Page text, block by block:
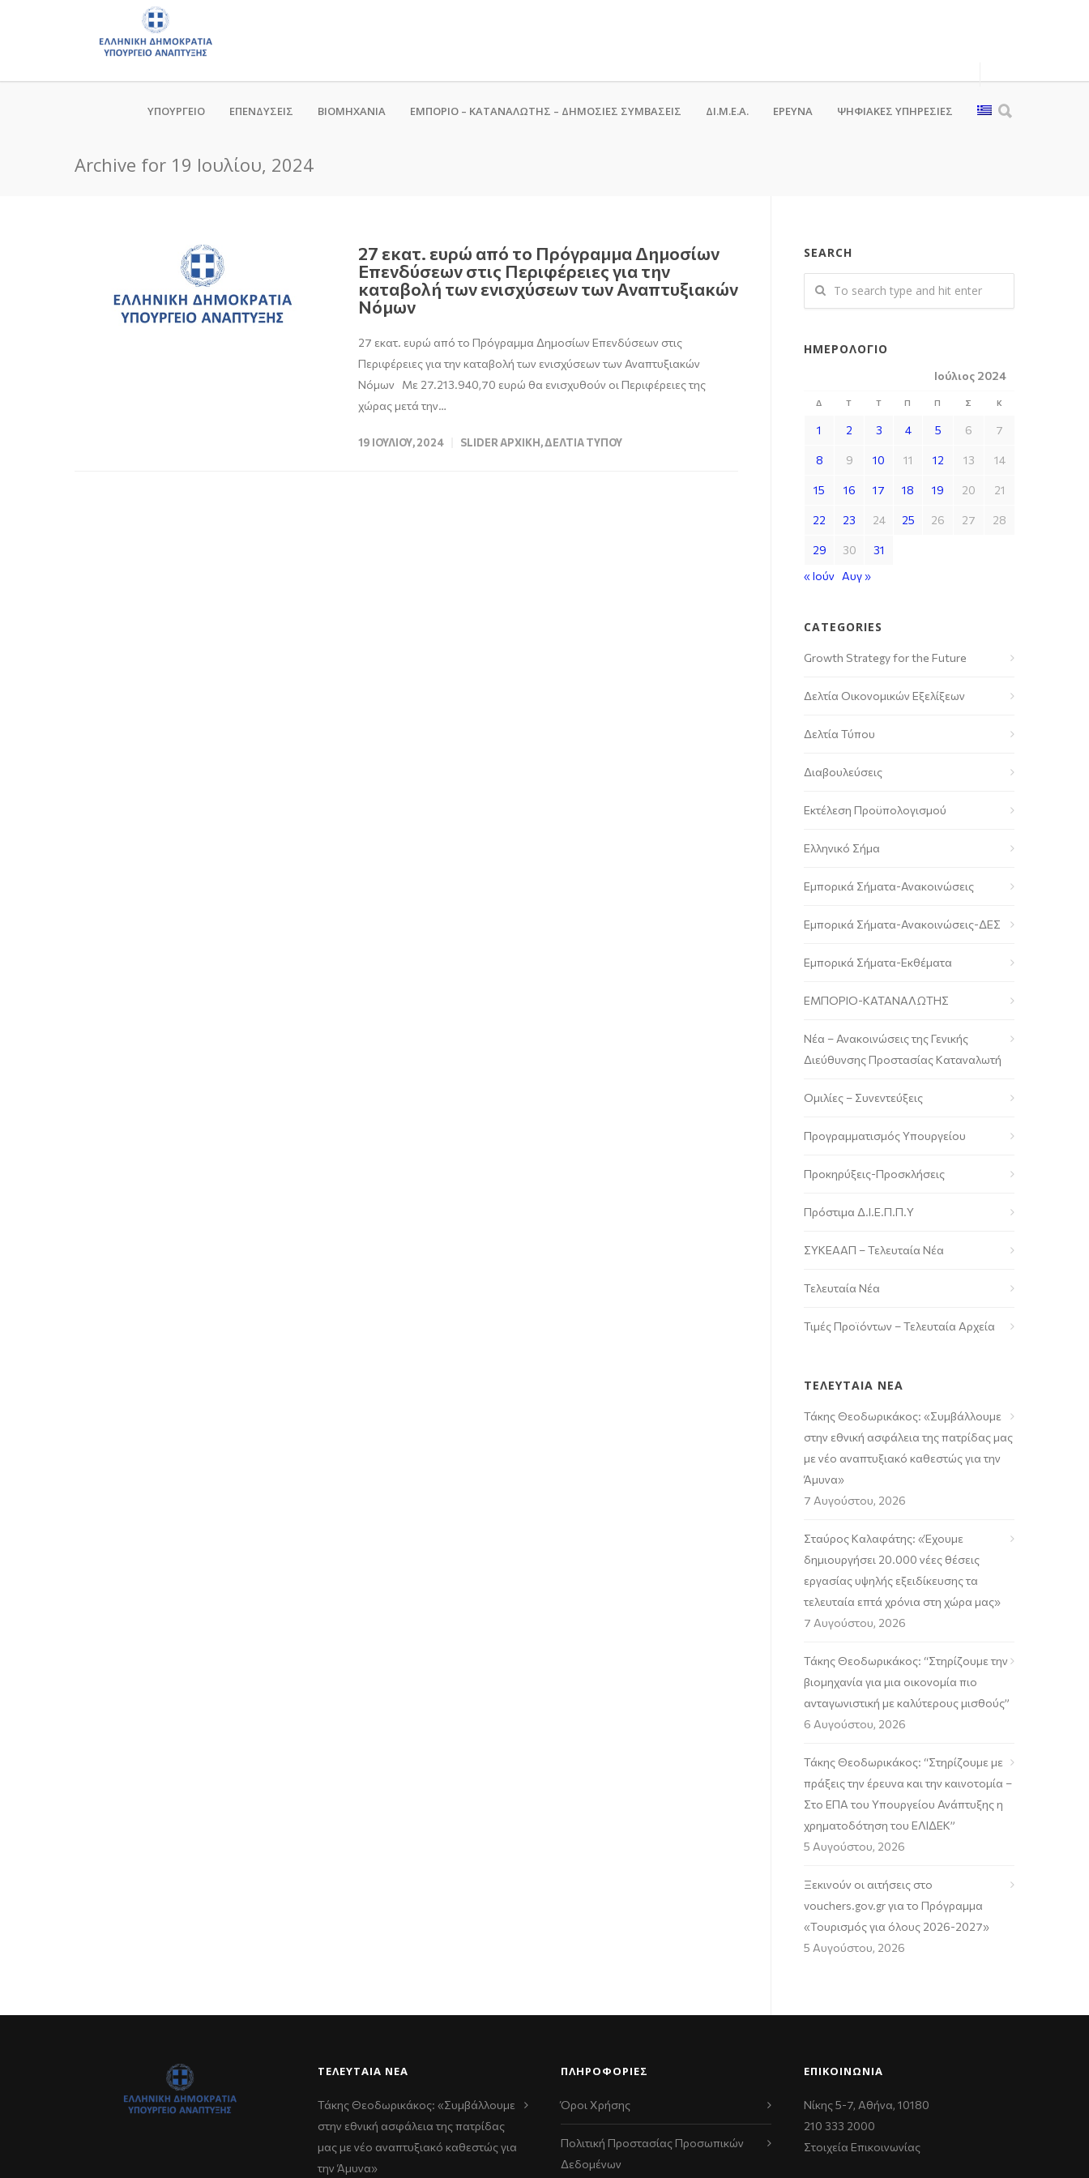
ΥΠΟΥΡΓΕΙΟ ΕΠΕΝΔΥΣΕΙΣ ΒΙΟΜΗΧΑΝΙΑ ΕΜΠΟΡΙΟ – ΚΑΤΑΝΑΛΩΤΗΣ – ΔΗΜΟΣΙΕΣ ΣΥΜΒΑΣΕΙΣ ΔΙ.Μ.Ε.Α. ΕΡΕΥΝΑ ΨΗΦΙΑΚΈΣ ΥΠΗΡΕΣΊΕΣ
Archive for 19 Ιουλίου, 2024
27 εκατ. ευρώ από το Πρόγραμμα Δημοσίων
Επενδύσεων στις Περιφέρειες για την
καταβολή των ενισχύσεων των Αναπτυξιακών
Νόμων
27 εκατ. ευρώ από το Πρόγραμμα Δημοσίων Επενδύσεων στις
Περιφέρειες για την καταβολή των ενισχύσεων των Αναπτυξιακών
Νόμων Με 27.213.940,70 ευρώ θα ενισχυθούν οι Περιφέρειες της
χώρας μετά την…
19 ΙΟΥΛΊΟΥ, 2024 SLIDER ΑΡΧΙΚΉ,ΔΕΛΤΊΑ ΤΎΠΟΥ
SEARCH
ΗΜΕΡΟΛΌΓΙΟ
Ιούλιος 2024
Δ Τ Τ Π Π Σ Κ
1 2 3 4 5 6 7
8 9 10 11 12 13 14
15 16 17 18 19 20 21
22 23 24 25 26 27 28
29 30
31
« Ιούν Αυγ »
CATEGORIES
Growth Strategy for the Future
Δελτία Οικονομικών Εξελίξεων
Δελτία Τύπου
Διαβουλεύσεις
Εκτέλεση Προϋπολογισμού
Ελληνικό Σήμα
Εμπορικά Σήματα-Ανακοινώσεις
Εμπορικά Σήματα-Ανακοινώσεις-ΔΕΣ
Εμπορικά Σήματα-Εκθέματα
ΕΜΠΟΡΙΟ-ΚΑΤΑΝΑΛΩΤΗΣ
Νέα – Ανακοινώσεις της Γενικής
Διεύθυνσης Προστασίας Καταναλωτή
Ομιλίες – Συνεντεύξεις
Προγραμματισμός Υπουργείου
Προκηρύξεις-Προσκλήσεις
Πρόστιμα Δ.Ι.Ε.Π.Π.Υ
ΣΥΚΕΑΑΠ – Τελευταία Νέα
Τελευταία Νέα
Τιμές Προϊόντων – Τελευταία Αρχεία
ΤΕΛΕΥΤΑΙΑ ΝΕΑ
Τάκης Θεοδωρικάκος: «Συμβάλλουμε
στην εθνική ασφάλεια της πατρίδας μας
με νέο αναπτυξιακό καθεστώς για την
Άμυνα»
7 Αυγούστου, 2026
Σταύρος Καλαφάτης: «Έχουμε
δημιουργήσει 20.000 νέες θέσεις
εργασίας υψηλής εξειδίκευσης τα
τελευταία επτά χρόνια στη χώρα μας»
7 Αυγούστου, 2026
Τάκης Θεοδωρικάκος: “Στηρίζουμε την
βιομηχανία για μια οικονομία πιο
ανταγωνιστική με καλύτερους μισθούς”
6 Αυγούστου, 2026
Τάκης Θεοδωρικάκος: “Στηρίζουμε με
πράξεις την έρευνα και την καινοτομία –
Στο ΕΠΑ του Υπουργείου Ανάπτυξης η
χρηματοδότηση του ΕΛΙΔΕΚ”
5 Αυγούστου, 2026
Ξεκινούν οι αιτήσεις στο
vouchers.gov.gr για το Πρόγραμμα
«Τουρισμός για όλους 2026-2027»
5 Αυγούστου, 2026
ΤΕΛΕΥΤΑΊΑ ΝΈΑ
Τάκης Θεοδωρικάκος: «Συμβάλλουμε
στην εθνική ασφάλεια της πατρίδας
μας με νέο αναπτυξιακό καθεστώς για
την Άμυνα»
ΠΛΗΡΟΦΟΡΙΕΣ
Όροι Χρήσης
Πολιτική Προστασίας Προσωπικών
Δεδομένων
ΕΠΙΚΟΙΝΩΝΊΑ
Νίκης 5-7, Αθήνα, 10180
210 333 2000
Στοιχεία Επικοινωνίας